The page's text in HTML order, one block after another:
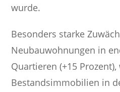
wurde.
Besonders starke
Neubauwohnungen in
Quartieren (+15
Bestandsimmobilien in